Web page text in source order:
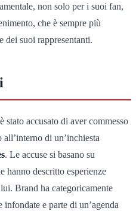
non solo per i suoi fan,
che è sempre più
dei suoi rappresentanti.
stato accusato di aver commesso
di un’inchiesta
. Le accuse si basano su
hanno descritto esperienze
Brand ha categoricamente
e parte di un’agenda